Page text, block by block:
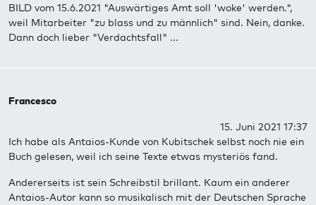
BILD vom 15.6.2021 "Auswärtiges Amt soll 'woke' werden.",
weil Mitarbeiter "zu blass und zu männlich" sind. Nein, danke.
Dann doch lieber "Verdachtsfall" ...
Francesco
15. Juni 2021 17:37
Ich habe als Antaios-Kunde von Kubitschek selbst noch nie ein
Buch gelesen, weil ich seine Texte etwas mysteriös fand.
Andererseits ist sein Schreibstil brillant. Kaum ein anderer
Antaios-Autor kann so musikalisch mit der Deutschen Sprache